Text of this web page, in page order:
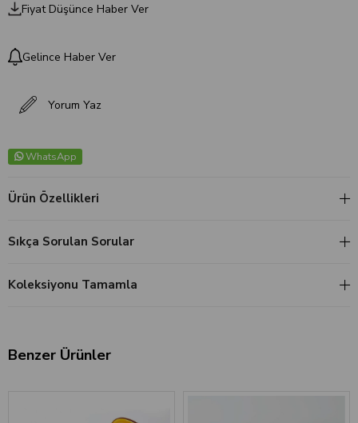
Fiyat Düşünce Haber Ver
Gelince Haber Ver
Yorum Yaz
WhatsApp
Ürün Özellikleri
Sıkça Sorulan Sorular
Koleksiyonu Tamamla
Benzer Ürünler